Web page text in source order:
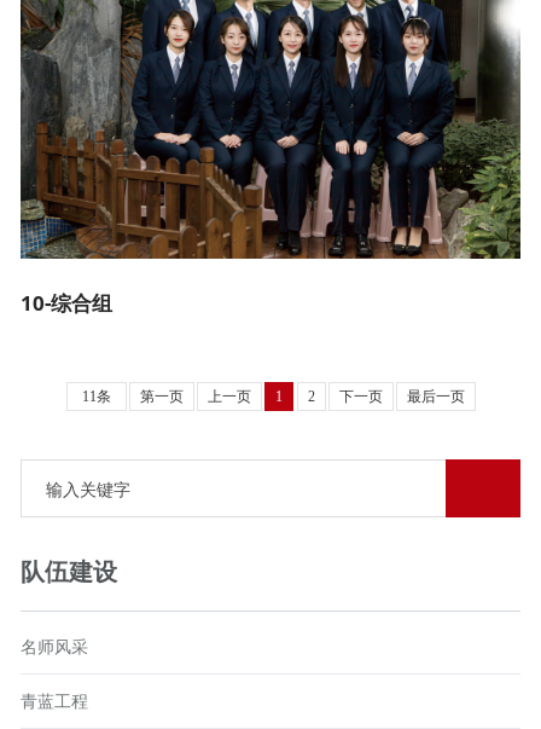
10-综合组
11条 第一页 上一页 1 2 下一页 最后一页
队伍建设
名师风采
青蓝工程